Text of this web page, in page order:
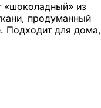
«шоколадный» из
продуманный
Подходит для дома,